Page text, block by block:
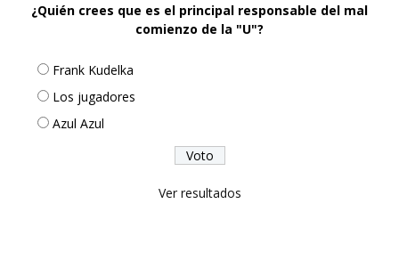
¿Quién crees que es el principal responsable del mal
comienzo de la "U"?
Frank Kudelka
Los jugadores
Azul Azul
Ver resultados